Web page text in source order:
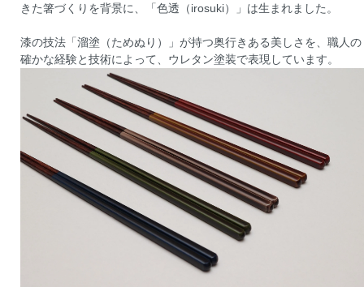
きた箸づくりを背景に、「色透（irosuki）」は生まれました。
漆の技法「溜塗（ためぬり）」が持つ奥行きある美しさを、職人の
確かな経験と技術によって、ウレタン塗装で表現しています。